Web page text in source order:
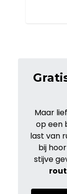
Maar
op een
last van
bij
stijve